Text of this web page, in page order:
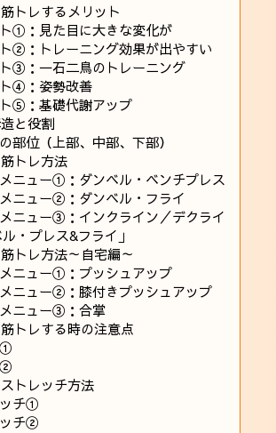
トレするメリット
①：見た目に大きな変化が
②：トレーニング効果が出やすい
③：一石二鳥のトレーニング
④：姿勢改善
⑤：基礎代謝アップ
と役割
部位（上部、中部、下部）
トレ方法
ニュー①：ダンベル・ベンチプレス
ニュー②：ダンベル・フライ
ニュー③：インクライン／デクライ
・プレス&フライ」
トレ方法～自宅編～
ニュー①：プッシュアップ
ニュー②：膝付きプッシュアップ
ニュー③：合掌
トレする時の注意点
①
②
トレッチ方法
チ①
チ②